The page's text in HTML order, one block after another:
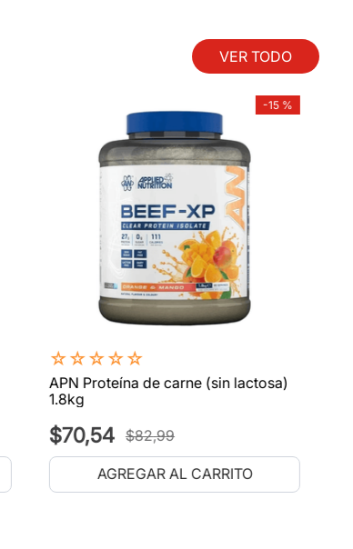
VER TODO
-15 %
☆☆☆☆☆
APN Proteína de carne (sin lactosa)
1.8kg
$70,54 $82,99
AGREGAR AL CARRITO